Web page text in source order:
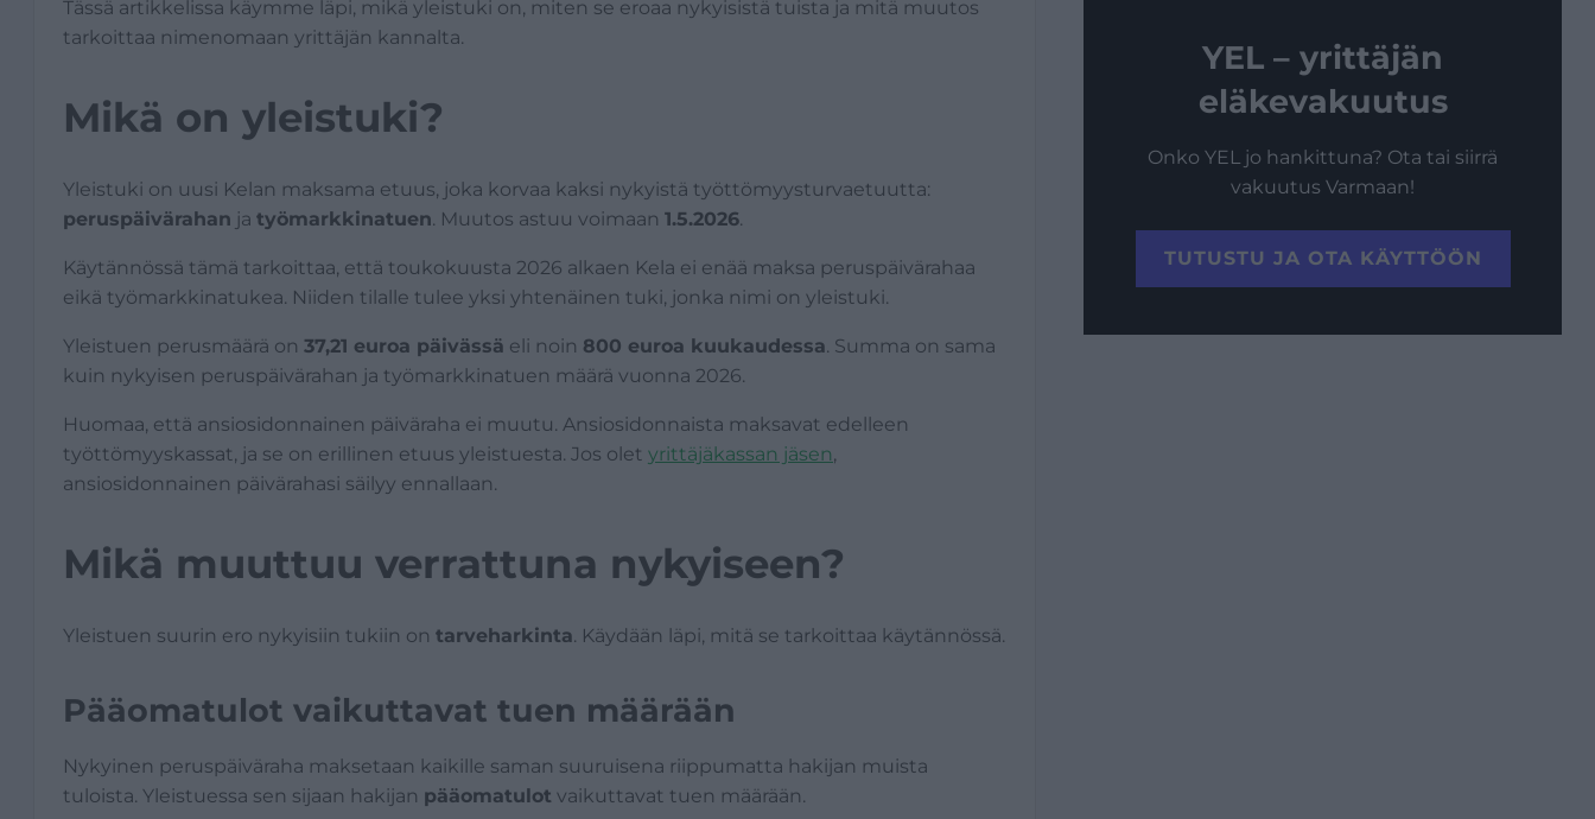
Tässä artikkelissa käymme läpi, mikä yleistuki on, miten se eroaa nykyisistä tuista ja mitä muutos
tarkoittaa nimenomaan yrittäjän kannalta.
Mikä on yleistuki?
Yleistuki on uusi Kelan maksama etuus, joka korvaa kaksi nykyistä työttömyysturvaetuutta:
peruspäivärahan ja työmarkkinatuen. Muutos astuu voimaan 1.5.2026.
Käytännössä tämä tarkoittaa, että toukokuusta 2026 alkaen Kela ei enää maksa peruspäivärahaa
eikä työmarkkinatukea. Niiden tilalle tulee yksi yhtenäinen tuki, jonka nimi on yleistuki.
Yleistuen perusmäärä on 37,21 euroa päivässä eli noin 800 euroa kuukaudessa. Summa on sama
kuin nykyisen peruspäivärahan ja työmarkkinatuen määrä vuonna 2026.
Huomaa, että ansiosidonnainen päiväraha ei muutu. Ansiosidonnaista maksavat edelleen
työttömyyskassat, ja se on erillinen etuus yleistuesta. Jos olet yrittäjäkassan jäsen,
ansiosidonnainen päivärahasi säilyy ennallaan.
Mikä muuttuu verrattuna nykyiseen?
Yleistuen suurin ero nykyisiin tukiin on tarveharkinta. Käydään läpi, mitä se tarkoittaa käytännössä.
Pääomatulot vaikuttavat tuen määrään
Nykyinen peruspäiväraha maksetaan kaikille saman suuruisena riippumatta hakijan muista
tuloista. Yleistuessa sen sijaan hakijan pääomatulot vaikuttavat tuen määrään.
YEL – yrittäjän
eläkevakuutus
Onko YEL jo hankittuna? Ota tai siirrä
vakuutus Varmaan!
TUTUSTU JA OTA KÄYTTÖÖN